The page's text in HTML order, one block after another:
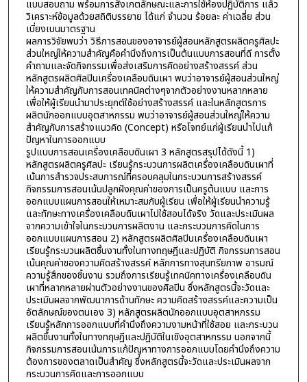
แบบสอบถาม พร้อมการสังเกตลักษณะและการใช้ห้องปฏิบัติการ แล้ว
วิเคราะห์ข้อมูลด้วยสถิติบรรยาย ได้แก่ จำนวน ร้อยละ ค่าเฉลี่ย ส่วน
เบี่ยงเบนมาตรฐาน
ผลการวิจัยพบว่า วิธีการสอนของอาจารย์ผู้สอนหลักสูตรผลิตครูศิลปะ
ส่วนใหญ่ให้ความสำคัญคือคำนึงถึงการเป็นต้นแบบการสอนที่ดี การตั้ง
คำถามและจัดกิจกรรมเพื่อส่งเสริมการคิดอย่างสร้างสรรค์ ส่วน
หลักสูตรผลิตศิลปินเครื่องเคลือบดินเผา พบว่าอาจารย์ผู้สอนส่วนใหญ่
ให้ความสำคัญกับการสอนเทคนิคต่างๆจากตัวอย่างงานหลากหลาย
เพื่อให้ผู้เรียนนำมาประยุกต์ใช้อย่างสร้างสรรค์ และในหลักสูตรการ
ผลิตนักออกแบบอุตสาหกรรม พบว่าอาจารย์ผู้สอนส่วนใหญ่ให้ความ
สำคัญกับการสร้างแนวคิด (Concept) หรือโจทย์แก่ผู้เรียนนำไปแก้
ปัญหาในการออกแบบ
รูปแบบการสอนเครื่องเคลือบดินเผา 3 หลักสูตรสรุปได้ดังนี้ 1)
หลักสูตรผลิตครูศิลปะ เรียนรู้กระบวนการผลิตเครื่องเคลือบดินเผาที่
เน้นการสำรวจประสบการณ์ที่ครอบคลุมในกระบวนการสร้างสรรค์
กิจกรรมการสอนเน้นปลูกฝังคุณค่าของการเป็นครูต้นแบบ และการ
ออกแบบแผนการสอนให้เหมาะสมกับผู้เรียน เพื่อให้ผู้เรียนนำความรู้
และทักษะทางเครื่องเคลือบดินเผาไปใช้สอนได้จริง วัดและประเมินผล
จากความเข้าใจในกระบวนการผลิตงาน และกระบวนการคิดในการ
ออกแบบแผนการสอน 2) หลักสูตรผลิตศิลปินเครื่องเคลือบดินเผา
เรียนรู้กระบวนผลิตชิ้นงานทั้งในทางทฤษฎีและปฏิบัติ กิจกรรมการสอน
เน้นคุณค่าของความคิดสร้างสรรค์ หลักการทางสุนทรียภาพ อารมณ์
ความรู้สึกของชิ้นงาน รวมถึงการเรียนรู้เทคนิคทางเครื่องเคลือบดิน
เผาที่หลากหลายผ่านตัวอย่างงานของศิลปิน ซึ่งหลักสูตรนี้จะวัดและ
ประเมินผลจากพัฒนาการด้านทักษะ ความคิดสร้างสรรค์และความเป็น
อัตลักษณ์ของตนเอง 3) หลักสูตรผลิตนักออกแบบอุตสาหกรรม
เรียนรู้หลักการออกแบบที่คำนึงถึงความงามหน้าที่ใช้สอย และกระบวน
ผลิตชิ้นงานทั้งในทางทฤษฎีและปฏิบัติในเชิงอุตสาหกรรม นอกจากนี้
กิจกรรมการสอนเน้นการแก้ปัญหาทางการออกแบบโดยคำนึงถึงความ
ต้องการของตลาดเป็นสำคัญ ซึ่งหลักสูตรนี้จะวัดและประเมินผลจาก
กระบวนการคิดและการออกแบบ